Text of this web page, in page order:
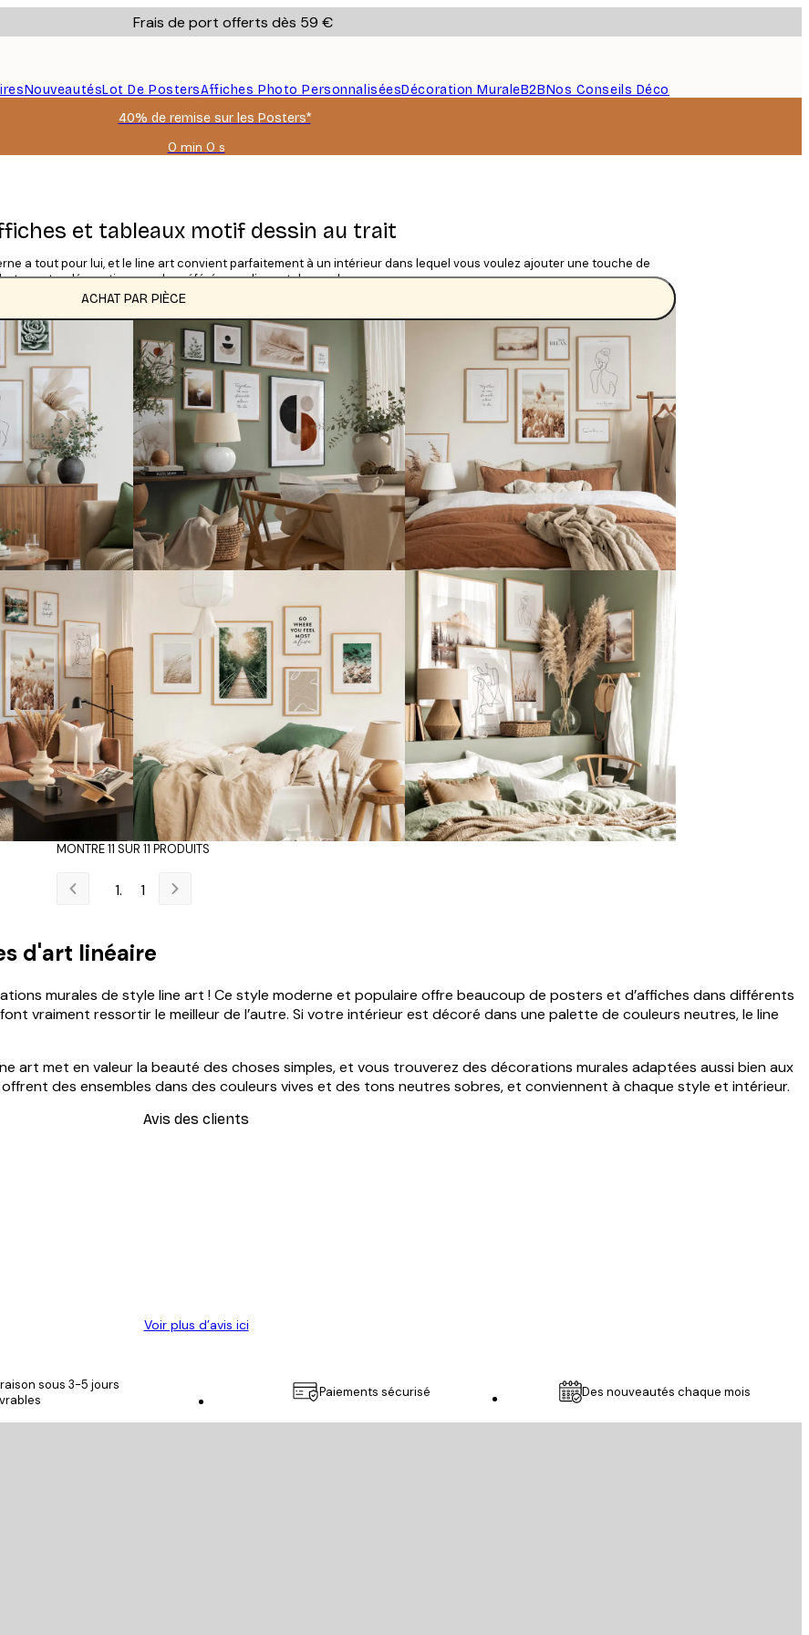
Frais de port offerts dès 59 €
NouveautésLot De PostersAffiches Photo PersonnaliséesDécoration MuraleB2BNos Conseils Déco
40% de remise sur les Posters*
0 min 0 s
Valable
09
et tableaux motif dessin au trait
a tout pour lui, et le line art convient parfaitement à un intérieur dans lequel vous voulez ajouter une touche de
votre décoration murale préférée en cliquant dessus !
CATÉGORIES
Grille
ACHAT PAR PIÈCE
MONTRE 11 SUR 11 PRODUITS
1
d'art linéaire
murales de style line art ! Ce style moderne et populaire offre beaucoup de posters et d’affiches dans différents
vraiment ressortir le meilleur de l’autre. Si votre intérieur est décoré dans une palette de couleurs neutres, le line
art met en valeur la beauté des choses simples, et vous trouverez des décorations murales adaptées aussi bien aux
des ensembles dans des couleurs vives et des tons neutres sobres, et conviennent à chaque style et intérieur.
Avis des clients
Voir plus d’avis ici
sous 3-5 jours
Paiements sécurisé Des nouveautés chaque mois